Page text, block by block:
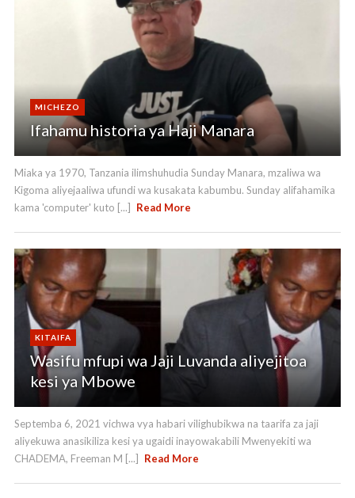
MICHEZO
Ifahamu historia ya Haji Manara
Miaka ya 1970, Tanzania ilimshuhudia Sunday Manara, mzaliwa wa
Kigoma aliyejaaliwa ufundi wa kusakata kabumbu. Sunday alifahamika
kama 'computer' kuto [...]
Read More
KITAIFA
Wasifu mfupi wa Jaji Luvanda aliyejitoa
kesi ya Mbowe
Septemba 6, 2021 vichwa vya habari vilighubikwa na taarifa za jaji
aliyekuwa anasikiliza kesi ya ugaidi inayowakabili Mwenyekiti wa
CHADEMA, Freeman M [...]
Read More